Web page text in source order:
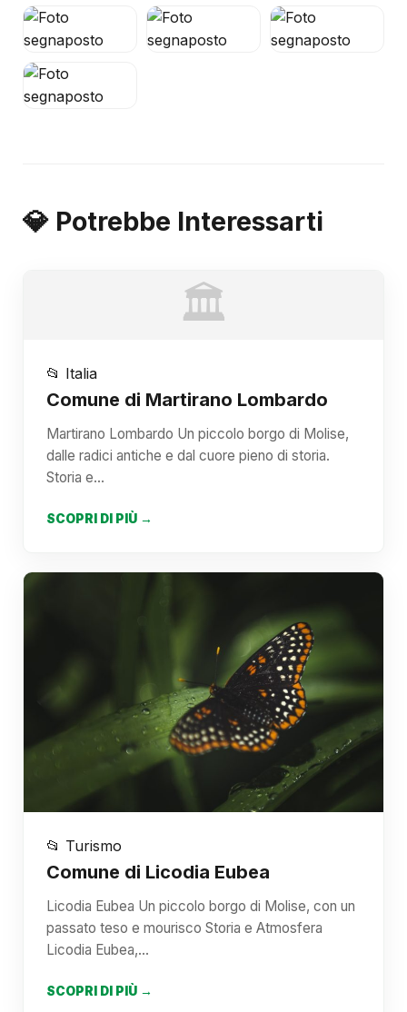
💎 Potrebbe Interessarti
🏛️
📂 Italia
Comune di Martirano Lombardo
Martirano Lombardo Un piccolo borgo di Molise,
dalle radici antiche e dal cuore pieno di storia.
Storia e…
SCOPRI DI PIÙ →
📂 Turismo
Comune di Licodia Eubea
Licodia Eubea Un piccolo borgo di Molise, con un
passato teso e mourisco Storia e Atmosfera
Licodia Eubea,…
SCOPRI DI PIÙ →